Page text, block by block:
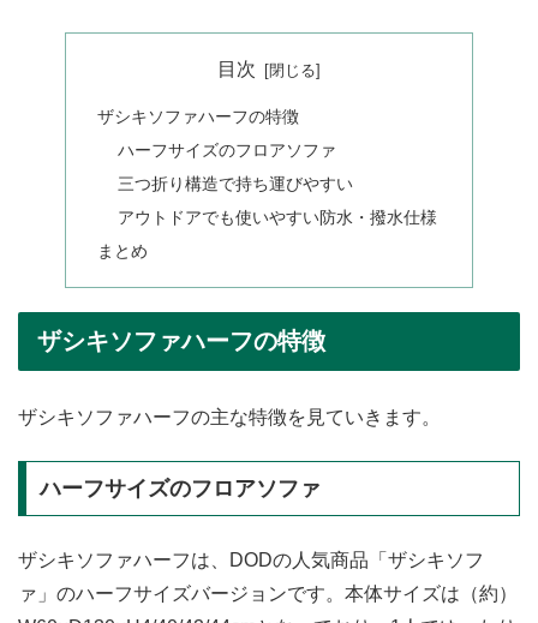
目次
ザシキソファハーフの特徴
ハーフサイズのフロアソファ
三つ折り構造で持ち運びやすい
アウトドアでも使いやすい防水・撥水仕様
まとめ
ザシキソファハーフの特徴
ザシキソファハーフの主な特徴を見ていきます。
ハーフサイズのフロアソファ
ザシキソファハーフは、DODの人気商品「ザシキソフ
ァ」のハーフサイズバージョンです。本体サイズは（約）